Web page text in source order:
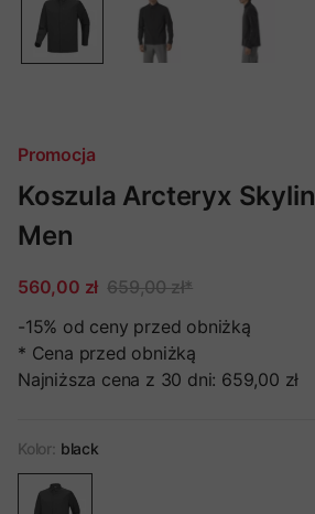
Promocja
Koszula Arcteryx
Men
560,00 zł 659,00 zł*
-15% od ceny przed obniżką
* Cena przed obniżką
Najniższa cena z 30 dni: 659,00 zł
Kolor: black